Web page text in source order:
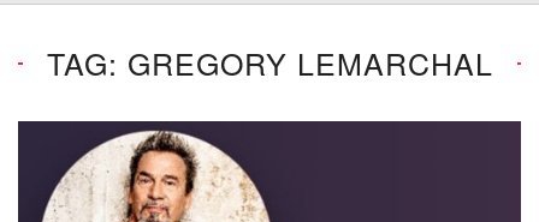
TAG: GREGORY LEMARCHAL